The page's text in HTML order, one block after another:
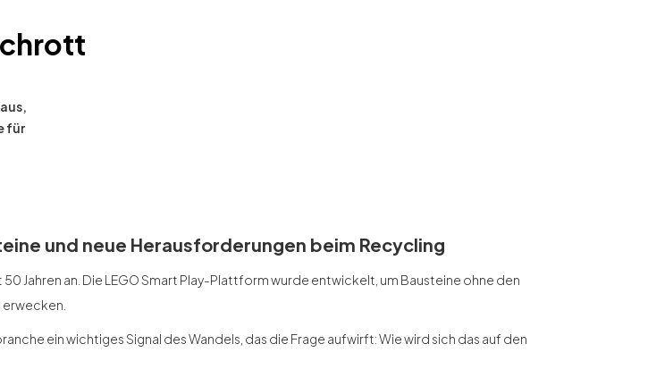
für
und neue Herausforderungen beim Recycling
Jahren an. Die LEGO Smart Play-Plattform wurde entwickelt, um Bausteine ohne den
ein wichtiges Signal des Wandels, das die Frage aufwirft: Wie wird sich das auf den